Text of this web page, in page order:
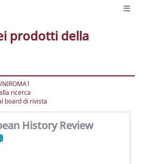
prodotti della
ricerca
board di rivista
History Review